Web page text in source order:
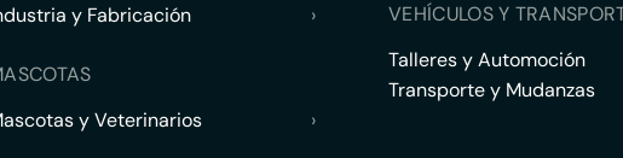
y Fabricación
›
y Veterinarios
›
VEHÍCULOS Y
Talleres y Automoción
Transporte y Mudanzas